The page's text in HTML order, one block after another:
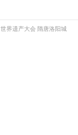
世界遗产大会 隋唐洛阳城